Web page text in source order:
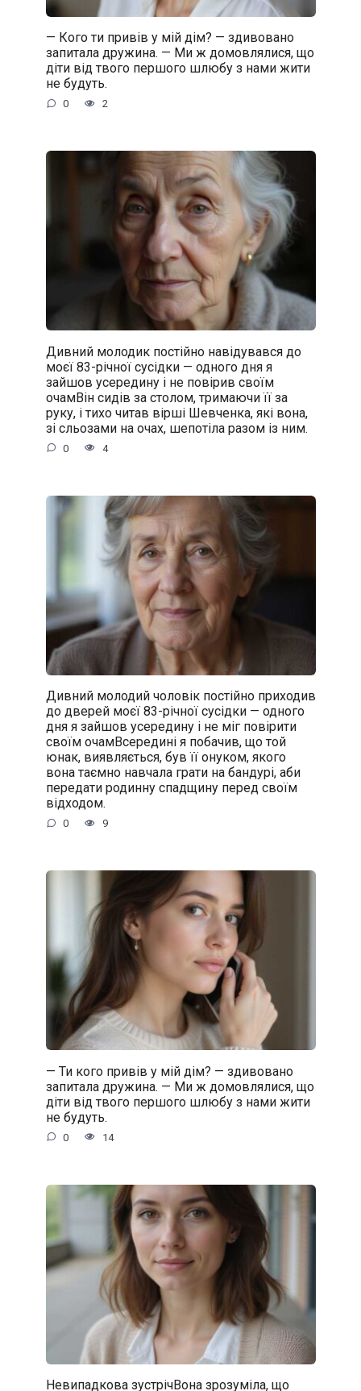
— Кого ти привів у мій дім? — здивовано
запитала дружина. — Ми ж домовлялися, що
діти від твого першого шлюбу з нами жити
не будуть.
0 2
Дивний молодик постійно навідувався до
моєї 83-річної сусідки — одного дня я
зайшов усередину і не повірив своїм
очамВін сидів за столом, тримаючи її за
руку, і тихо читав вірші Шевченка, які вона,
зі сльозами на очах, шепотіла разом із ним.
0 4
Дивний молодий чоловік постійно приходив
до дверей моєї 83-річної сусідки — одного
дня я зайшов усередину і не міг повірити
своїм очамВсередині я побачив, що той
юнак, виявляється, був її онуком, якого
вона таємно навчала грати на бандурі, аби
передати родинну спадщину перед своїм
відходом.
0 9
— Ти кого привів у мій дім? — здивовано
запитала дружина. — Ми ж домовлялися, що
діти від твого першого шлюбу з нами жити
не будуть.
0 14
Невипадкова зустрічВона зрозуміла, що